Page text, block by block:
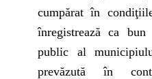
cumpărat în
înregistrează ca bun
public al
prevăzută în